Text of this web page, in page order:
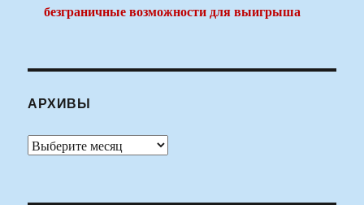
безграничные возможности для выигрыша
АРХИВЫ
Архивы